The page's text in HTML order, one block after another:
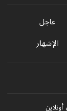
عاجل
الإشهار